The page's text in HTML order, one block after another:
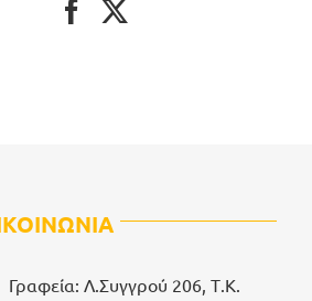
Γραφεία: Λ.Συγγρού 206, Τ.Κ.